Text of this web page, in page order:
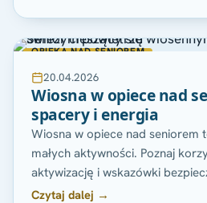
OPIEKA NAD SENIOREM
20.04.2026
Wiosna w opiece nad
spacery i energia
Wiosna w opiece nad seniorem
małych aktywności. Poznaj
aktywizację i wskazówki
Czytaj dalej →